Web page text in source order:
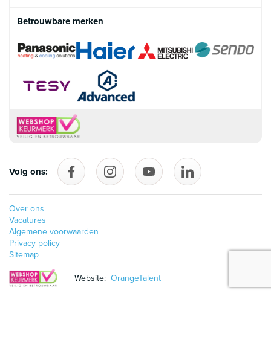
Betrouwbare merken
Volg ons: Volg ons op Facebook
follow_us_on_instagram
Volg ons op YouTube
Over ons
Vacatures
Algemene voorwaarden
Privacy policy
Sitemap
Website: OrangeTalent